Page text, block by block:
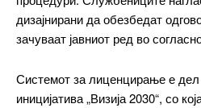
Free
бесплатно / forever
дизајнирани да обезбедат
зачуваат јавниот ред во
Системот за лиценцирање е
иницијатива „Визија 2030“, со